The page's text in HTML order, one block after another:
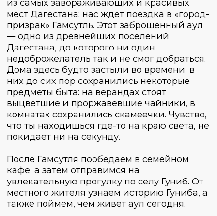
Посмотрим на него со смотровых
площадок, а затем отправимся на водную
прогулку. Скорость, брызги бирюзовой
воды и невероятные виды — нас ждут
моменты истинного счастья. После
захватывающих приключений отправимся
на обед, чтобы набраться сил и вновь
пуститься в дорогу — нас ждут серпантины
с отличными смотровыми площадками, где
мы обязательно остановимся, чтобы
почувствовать всю силу природной
красоты.
Вечером познакомимся со столицей
Дагестана — посмотрим со смотровой
площадки на огни ночного города и
отправимся набираться сил перед новыми